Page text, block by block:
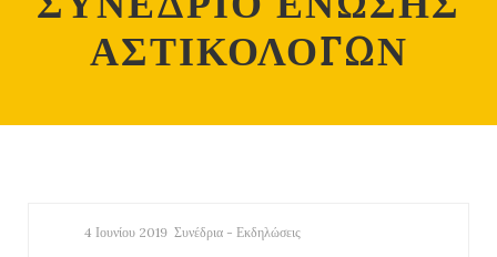
ΑΣΤΙΚΟΛΟΓΩΝ
4 Ιουνίου 2019 Συνέδρια - Εκδηλώσεις